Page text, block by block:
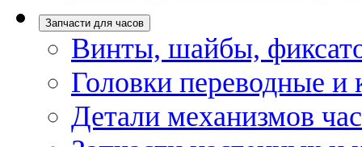
Запчасти для часов
Винты, шайбы,
Головки переводные и
Детали механизмов